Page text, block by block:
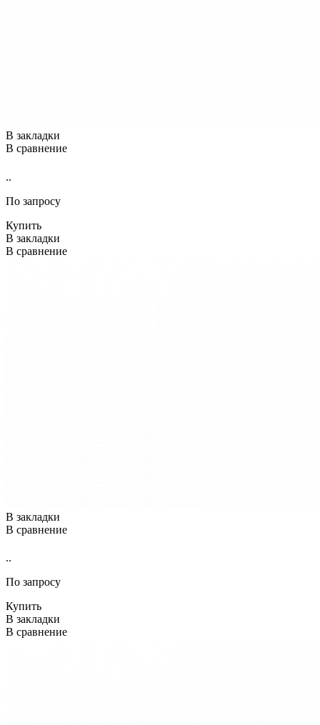
В закладки
В сравнение
..
По запросу
Купить
В закладки
В сравнение
В закладки
В сравнение
..
По запросу
Купить
В закладки
В сравнение